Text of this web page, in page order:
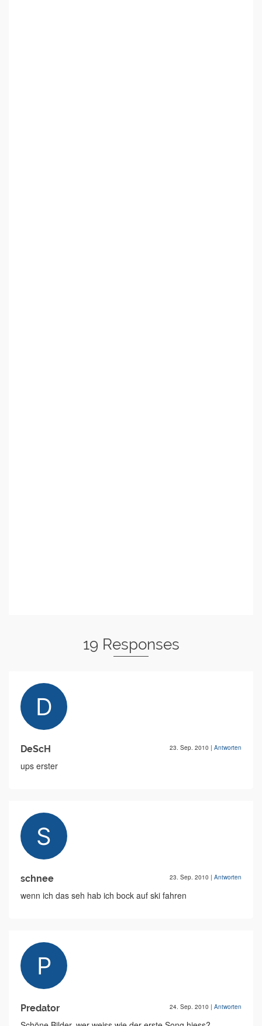
19 Responses
DeScH 23. Sep. 2010 | Antworten
ups erster
schnee 23. Sep. 2010 | Antworten
wenn ich das seh hab ich bock auf ski fahren
Predator 24. Sep. 2010 | Antworten